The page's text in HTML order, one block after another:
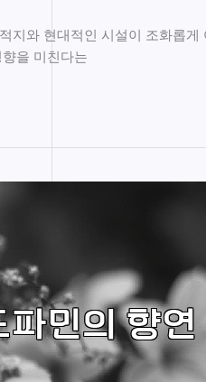
지와 현대적인 시설이 조화롭
을 미친다는